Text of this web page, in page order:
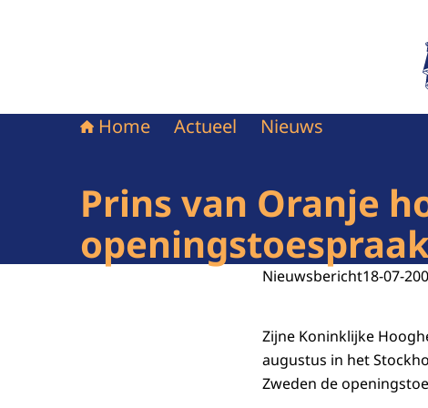
Home Actueel Nieuws
Prins van Oranje
Nieuwsbericht18-07-
Zijne Koninklijke
augustus in het
Zweden de